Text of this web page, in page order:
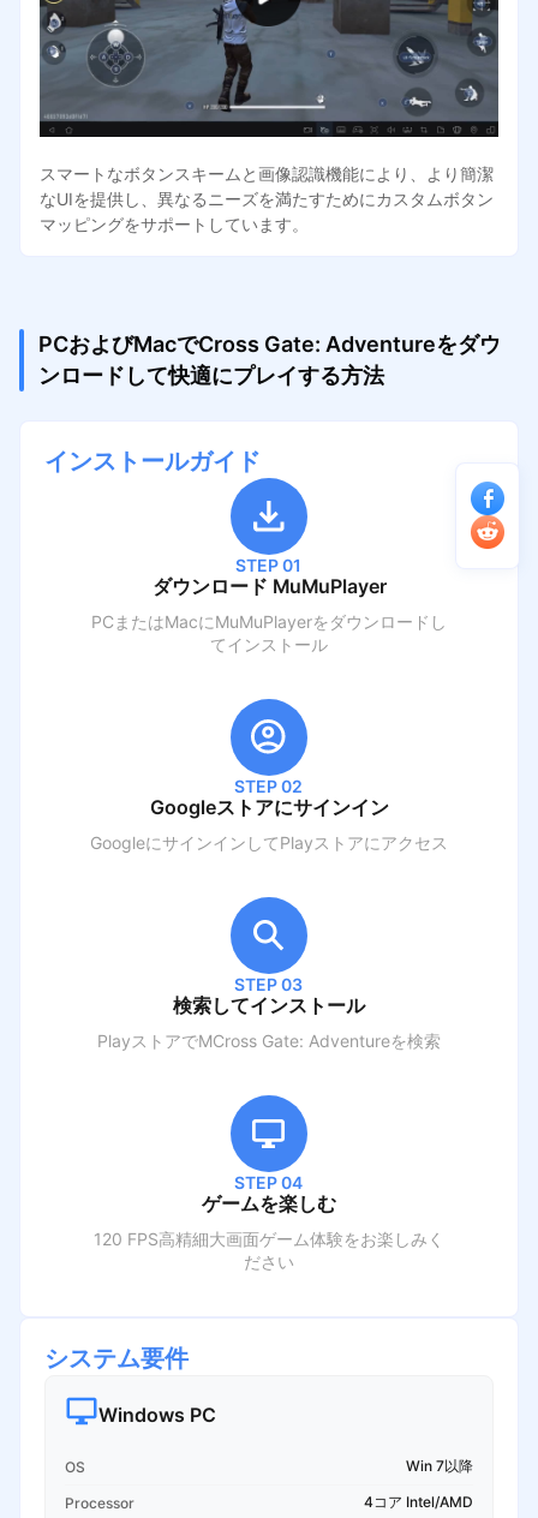
スマートなボタンスキームと画像認識機能により、より簡潔
なUIを提供し、異なるニーズを満たすためにカスタムボタン
マッピングをサポートしています。
PCおよびMacでCross Gate: Adventureをダウ
ンロードして快適にプレイする方法
インストールガイド
STEP 01
ダウンロード MuMuPlayer
PCまたはMacにMuMuPlayerをダウンロードし
てインストール
STEP 02
Googleストアにサインイン
GoogleにサインインしてPlayストアにアクセス
STEP 03
検索してインストール
PlayストアでMCross Gate: Adventureを検索
STEP 04
ゲームを楽しむ
120 FPS高精細大画面ゲーム体験をお楽しみく
ださい
システム要件
Windows PC
OS Win 7以降
Processor 4コア Intel/AMD